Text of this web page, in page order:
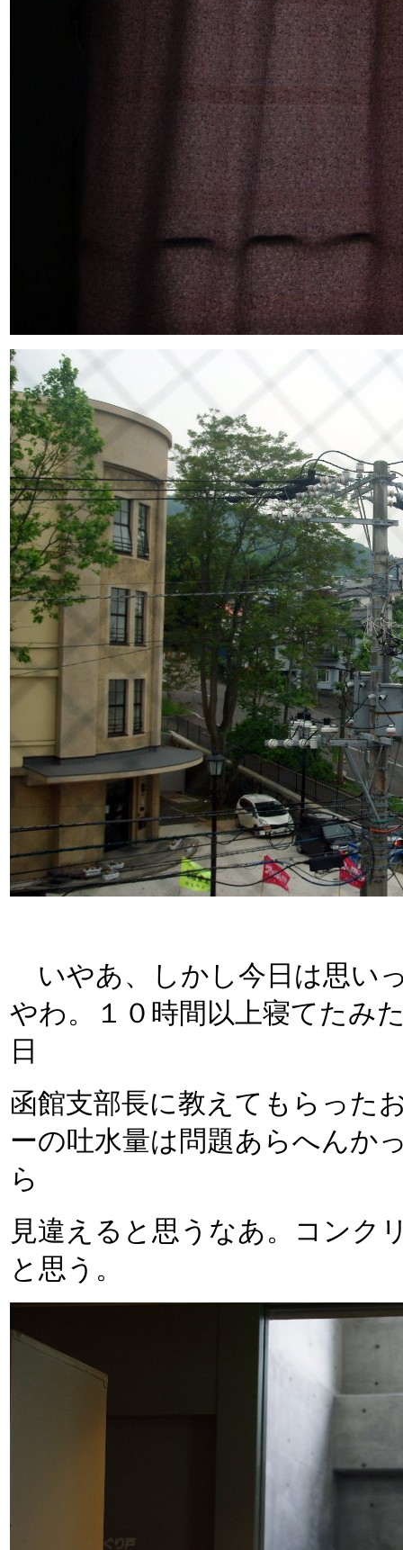
いやあ、しかし今日は思い
やわ。１０時間以上寝てたみ
日
函館支部長に教えてもらった
ーの吐水量は問題あらへんか
ら
見違えると思うなあ。コンク
と思う。